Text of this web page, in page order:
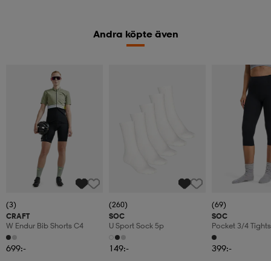
Andra köpte även
(3)
CRAFT
W Endur Bib Shorts C4
699:-
(260)
SOC
U Sport Sock 5p
149:-
(69)
SOC
Pocket 3/4
Träningstights,
399:-